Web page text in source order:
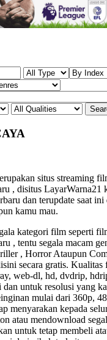
situs streaming
, disitus LayarWarna21
dan terupdate saat ini
kamu mau.
kategori film seperti
, tentu segala macam
, Horror Ataupun
secara gratis.
web-dl, hd, dvdrip,
untuk resolusi yang
mulai dari 360p,
menyarakan kepada
atau mendownload
untuk tetap membeli